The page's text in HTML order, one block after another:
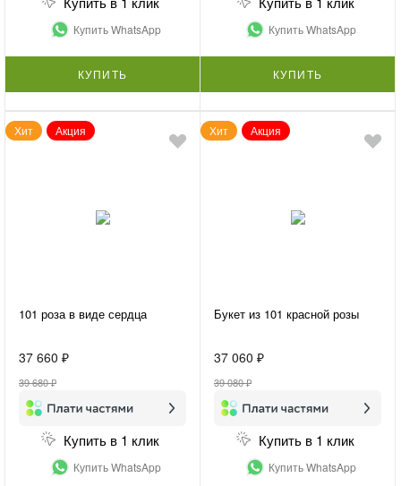
Купить WhatsApp
КУПИТЬ
Купить WhatsApp
КУПИТЬ
Хит Акция
101 роза в виде сердца
37 660 ₽
39 680 ₽
Купить в 1 клик
Купить WhatsApp
Хит Акция
Букет из 101 красной розы
37 060 ₽
39 080 ₽
Купить в 1 клик
Купить WhatsApp